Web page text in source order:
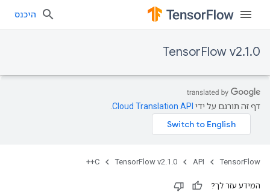
היכנס
TensorFlow v2.1.0
דף זה תורגם על ידי Cloud Translation API
TensorFlow
API
TensorFlow v2.1.0
C++
המידע עזר לך?